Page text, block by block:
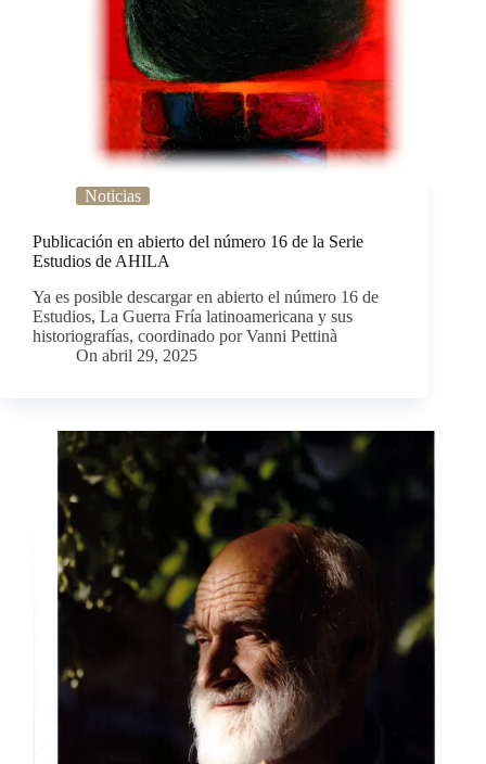
Noticias
Publicación en abierto del número 16 de la Serie
Estudios de AHILA
Ya es posible descargar en abierto el número 16 de
Estudios, La Guerra Fría latinoamericana y sus
historiografías, coordinado por Vanni Pettinà
On abril 29, 2025